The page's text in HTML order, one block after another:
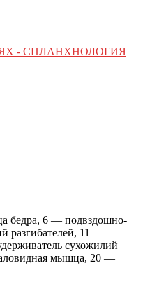
- СПЛАНХНОЛОГИЯ
бедра, 6 — подвздошно-
разгибателей, 11 —
сухожилий
мышца, 20 —